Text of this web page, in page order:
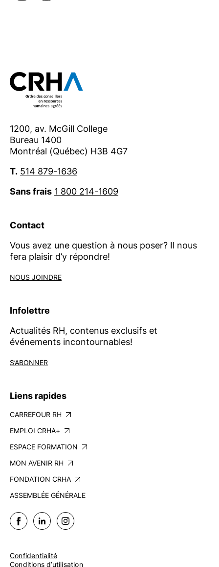
Québec. L’Ordre participe ainsi activement
au maintien de l’équilibre entre la réussite
des organisations et le bien-être de la
visitez ordrecrha.org.
Contact : presse@ordrecrha.org
1200, av. McGill College
Bureau 1400
Montréal (Québec) H3B 4G7
T. 514 879-1636
Sans frais 1 800 214-1609
Contact
Vous avez une question à nous poser? Il nous
fera plaisir d’y répondre!
NOUS JOINDRE
Infolettre
Actualités RH, contenus exclusifs et
événements incontournables!
S’ABONNER
Liens rapides
CARREFOUR RH
EMPLOI CRHA+
ESPACE FORMATION
MON AVENIR RH
FONDATION CRHA
ASSEMBLÉE GÉNÉRALE
Confidentialité
Conditions d’utilisation